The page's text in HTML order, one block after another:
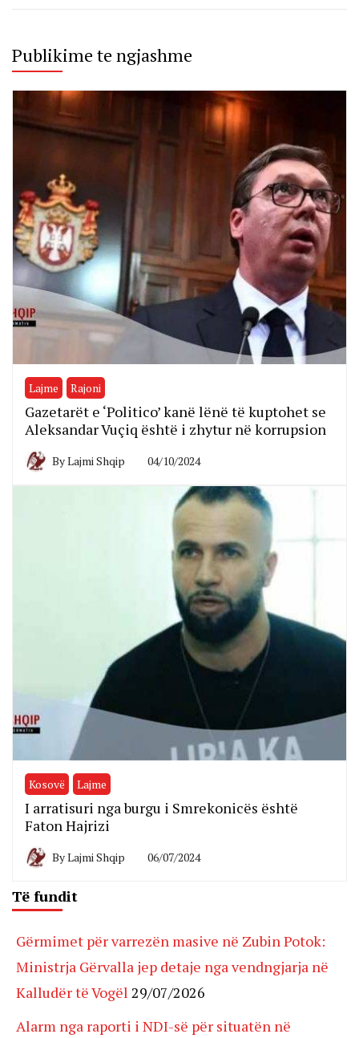
Publikime te ngjashme
Lajme Rajoni
Gazetarët e ‘Politico’ kanë lënë të kuptohet se
Aleksandar Vuçiq është i zhytur në korrupsion
ByLajmi Shqip 04/10/2024
Kosovë Lajme
I arratisuri nga burgu i Smrekonicës është
Faton Hajrizi
ByLajmi Shqip 06/07/2024
Të fundit
Gërmimet për varrezën masive në Zubin Potok:
Ministrja Gërvalla jep detaje nga vendngjarja në
Kalludër të Vogël 29/07/2026
Alarm nga raporti i NDI-së për situatën në